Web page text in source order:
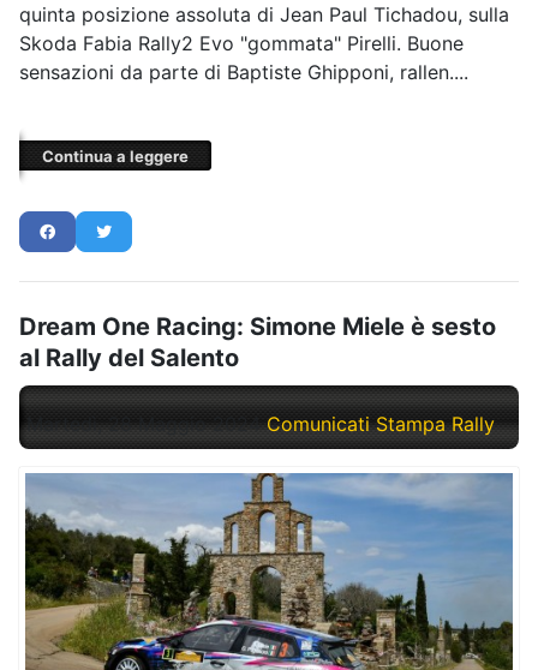
quinta posizione assoluta di Jean Paul Tichadou, sulla
Skoda Fabia Rally2 Evo "gommata" Pirelli. Buone
sensazioni da parte di Baptiste Ghipponi, rallen....
Continua a leggere
Dream One Racing: Simone Miele è sesto
al Rally del Salento
Martedì, 28 Maggio 2024 Comunicati Stampa Rally